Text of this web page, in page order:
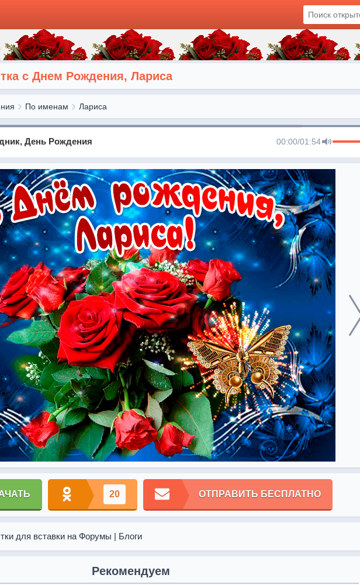
с Днем Рождения, Лариса
По именам Лариса
День Рождения 00:00/01:54
20 ОТПРАВИТЬ БЕСПЛАТНО
для вставки на Форумы | Блоги
Рекомендуем